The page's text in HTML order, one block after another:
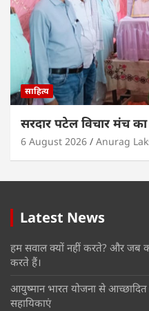
साहित्य
सरदार पटेल विचार मंच
6 August 2026 Anurag
Latest News
हम सवाल क्यों नहीं करते? और जब
करते हैं।
आयुष्मान भारत योजना से आच्छादित
सहायिकाएं